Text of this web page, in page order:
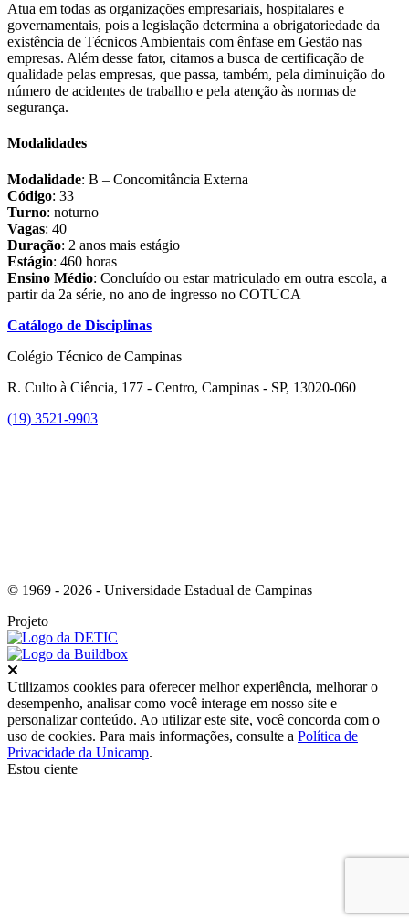
Atua em todas as organizações empresariais, hospitalares e
governamentais, pois a legislação determina a obrigatoriedade da
existência de Técnicos Ambientais com ênfase em Gestão nas
empresas. Além desse fator, citamos a busca de certificação de
qualidade pelas empresas, que passa, também, pela diminuição do
número de acidentes de trabalho e pela atenção às normas de
segurança.
Modalidades
Modalidade: B – Concomitância Externa
Código: 33
Turno: noturno
Vagas: 40
Duração: 2 anos mais estágio
Estágio: 460 horas
Ensino Médio: Concluído ou estar matriculado em outra escola, a
partir da 2a série, no ano de ingresso no COTUCA
Catálogo de Disciplinas
Colégio Técnico de Campinas
R. Culto à Ciência, 177 - Centro, Campinas - SP, 13020-060
(19) 3521-9903
© 1969 - 2026 - Universidade Estadual de Campinas
Projeto
Utilizamos cookies para oferecer melhor experiência, melhorar o
desempenho, analisar como você interage em nosso site e
personalizar conteúdo. Ao utilizar este site, você concorda com o
uso de cookies. Para mais informações, consulte a Política de
Privacidade da Unicamp.
Estou ciente